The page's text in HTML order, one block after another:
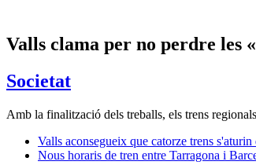
Valls clama per no perdre les
Societat
Amb la finalització dels treballs, els trens
Valls aconsegueix que catorze trens
Nous horaris de tren entre Tarragona i